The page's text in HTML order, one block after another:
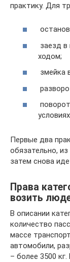
практику. Для
заезд в
ходом;
змейка
Первые два
обязательно,
затем снова
Права
возить
В описании
количество
массе
автомобили,
– более 3500